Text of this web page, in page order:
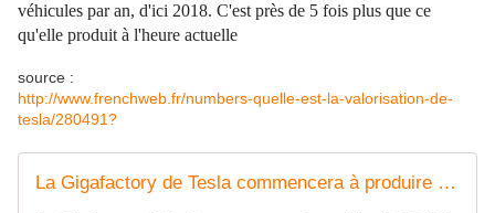
véhicules par an, d'ici 2018. C'est près de 5 fois plus que ce
qu'elle produit à l'heure actuelle
source :
http://www.frenchweb.fr/numbers-quelle-est-la-valorisation-de-
tesla/280491?
La Gigafactory de Tesla commencera à produire fin 2016 - OOKAWA Corp.